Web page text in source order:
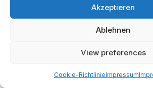
Akzeptieren
Ablehnen
View preferences
Cookie-RichtlinieImpressum